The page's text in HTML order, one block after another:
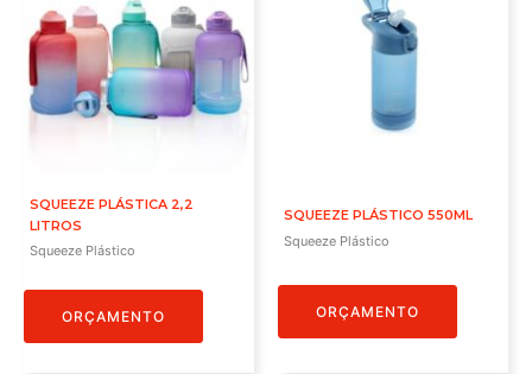
SQUEEZE PLÁSTICA 2,2
LITROS
Squeeze Plástico
ORÇAMENTO
SQUEEZE PLÁSTICO 550ML
Squeeze Plástico
ORÇAMENTO